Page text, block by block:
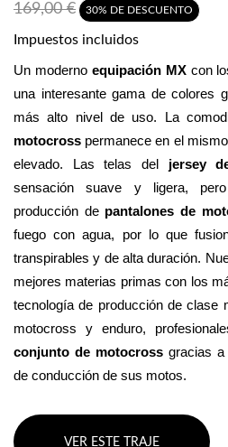
169,00 € 30% DE DESCUENTO
Impuestos incluidos
Un moderno equipación MX con
una interesante gama de colores
más alto nivel de uso. La
motocross permanece en el
elevado. Las telas del jersey
sensación suave y ligera,
producción de pantalones de
fuego con agua, por lo que
transpirables y de alta duración.
mejores materias primas con los
tecnología de producción de clase
conjunto de motocross gracias a
de conducción de sus motos.
VER ESTE TRAJE